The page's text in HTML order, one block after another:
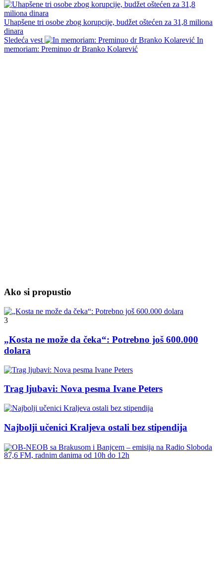
Uhapšene tri osobe zbog korupcije, budžet oštećen za 31,8 miliona
dinara
Sledeća vest
In
memoriam: Preminuo dr Branko Kolarević
Ako si propustio
3
„Kosta ne može da čeka“: Potrebno još 600.000
dolara
Trag ljubavi: Nova pesma Ivane Peters
Najbolji učenici Kraljeva ostali bez stipendija